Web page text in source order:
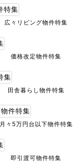
広々リビング物件特集
価格改定物件特集
田舎暮らし物件特集
月々5万円台以下物件特集
即引渡可物件特集